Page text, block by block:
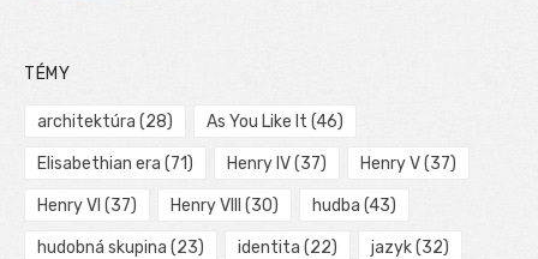
TÉMY
architektúra (28) As You Like It (46)
Elisabethian era (71) Henry IV(37) Henry V(37)
Henry VI (37) Henry VIII (30) hudba (43)
hudobná skupina (23) identita (22) jazyk(32)